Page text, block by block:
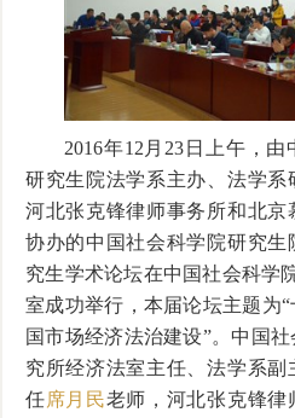
2016年12月23日上午，
研究生院法学系主办、法学系
河北张克锋律师事务所和北京
协办的中国社会科学院研究生
究生学术论坛在中国社会科学
室成功举行，本届论坛主题为
国市场经济法治建设”。中国
究所经济法室主任、法学系副
任席月民老师，河北张克锋律